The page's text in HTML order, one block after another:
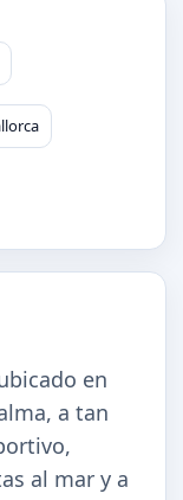
en
a tan
al mar y a